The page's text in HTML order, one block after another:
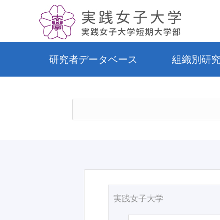
研究者データベース 組織別研
実践女子大学